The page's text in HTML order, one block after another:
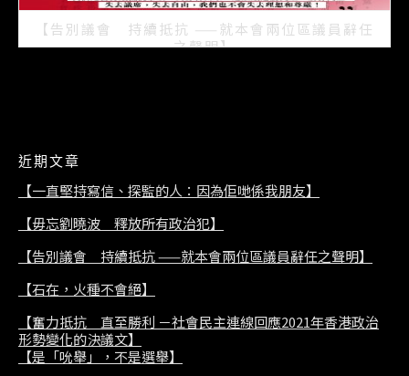
【告別議會 持續抵抗 ——就本會兩位區議員辭任
之聲明】
近期文章
【一直堅持寫信、探監的人：因為佢哋係我朋友】
【毋忘劉曉波 釋放所有政治犯】
【告別議會 持續抵抗 ——就本會兩位區議員辭任之聲明】
【石在，火種不會絕】
【奮力抵抗 直至勝利 －社會民主連線回應2021年香港政治
形勢變化的決議文】
【是「吮舉」，不是選舉】